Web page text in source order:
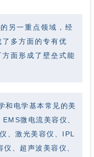
一重点领域，经
多方面的专有优
面形成了壁垒式能
电学基本常见的美
微电流美容仪、
、激光美容仪、IPL
、超声波美容仪、